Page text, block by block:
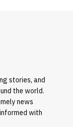
stories, and
the world.
news
with